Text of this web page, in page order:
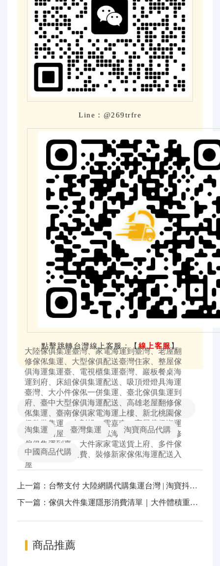
Line：@269trfre
點擊跳轉台灣線上客服：【線上客服】
大陸傢俱集運臺灣、家電海運到臺灣、老屋翻
修傢俬集運、大型傢俱配送臺灣住家、整屋傢
俱海運集運臺、電視櫃集運臺灣、巖板餐桌海
運到府、床組傢俱集運配送、吸頂燈燈具海運
臺灣、大小件傢俬一併集運、臺北傢俱集運到
府、臺中大型傢俱海運配送、高雄老屋翻修傢
俬集運、臺南傢俱家電海運上樓、新北桃園傢
俱整批集運、中彰投、雲嘉南、高屏傢俱海運
配送、舊屋全屋翻修傢俬海運、大陸整屋裝修
傢俱集運到臺、大件家家電送貨上府、多件傢
俱合併集運省運費、裝修新家傢俬海運配送入
屋
淘集運 臺灣集運 淘寶商品代購
中國商品代購
上一篇：台幣支付 大陸網購代購集運台灣 | 淘寶抖音拼多多京東 1688 一站式直運
下一篇：傢俱大件集運隱形消費清單｜大件體積重、木架收費深坑彙總避坑指南
商品推薦